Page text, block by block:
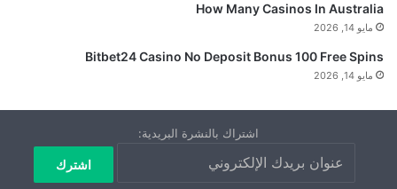
How Many Casinos In Australia
مايو 14, 2026
Bitbet24 Casino No Deposit Bonus 100 Free Spins
مايو 14, 2026
اشتراك بالنشرة البريدية: